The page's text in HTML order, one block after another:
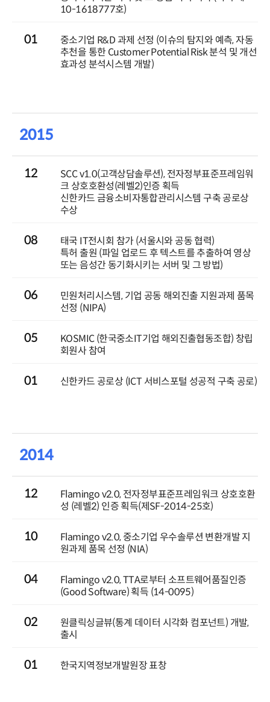
10-1618777호)
01
중소기업 R&D 과제 선정 (이슈의 탐지와 예측, 자동
추천을 통한 Customer Potential Risk 분석 및 개선
효과성 분석시스템 개발)
2015
12
SCC v1.0(고객상담솔루션), 전자정부표준프레임워
크 상호호환성(레벨2)인증 획득
신한카드 금융소비자통합관리시스템 구축 공로상
수상
08
태국 IT전시회 참가 (서울시와 공동 협력)
특허 출원 (파일 업로드 후 텍스트를 추출하여 영상
또는 음성간 동기화시키는 서버 및 그 방법)
06
민원처리시스템, 기업 공동 해외진출 지원과제 품목
선정 (NIPA)
05
KOSMIC (한국중소IT기업 해외진출협동조합) 창립
회원사 참여
01 신한카드 공로상 (ICT 서비스포털 성공적 구축 공로)
2014
12
Flamingo v2.0, 전자정부표준프레임워크 상호호환
성 (레벨2) 인증 획득(제SF-2014-25호)
10
Flamingo v2.0, 중소기업 우수솔루션 변환개발 지
원과제 품목 선정 (NIA)
04
Flamingo v2.0, TTA로부터 소프트웨어품질인증
(Good Software) 획득 (14-0095)
02
원클릭싱글뷰(통계 데이터 시각화 컴포넌트) 개발,
출시
01 한국지역정보개발원장 표창